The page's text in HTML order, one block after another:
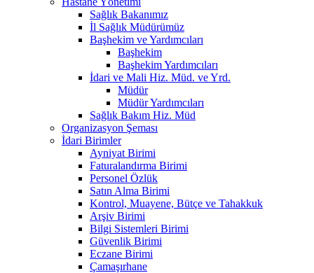
Sağlık Bakanımız
İl Sağlık Müdürümüz
Başhekim ve Yardımcıları
Başhekim
Başhekim Yardımcıları
İdari ve Mali Hiz. Müd. ve Yrd.
Müdür
Müdür Yardımcıları
Sağlık Bakım Hiz. Müd
Organizasyon Şeması
İdari Birimler
Ayniyat Birimi
Faturalandırma Birimi
Personel Özlük
Satın Alma Birimi
Kontrol, Muayene, Bütçe ve Tahakkuk
Arşiv Birimi
Bilgi Sistemleri Birimi
Güvenlik Birimi
Eczane Birimi
Çamaşırhane